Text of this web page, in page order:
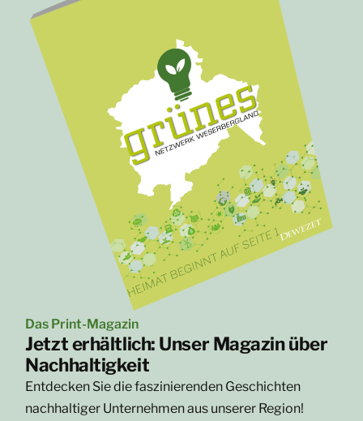
Das Print-Magazin
Jetzt erhältlich: Unser Magazin über
Nachhaltigkeit
Entdecken Sie die faszinierenden Geschichten
nachhaltiger Unternehmen aus unserer Region!